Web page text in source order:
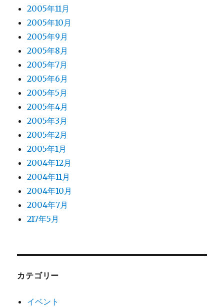
2005年11月
2005年10月
2005年9月
2005年8月
2005年7月
2005年6月
2005年5月
2005年4月
2005年3月
2005年2月
2005年1月
2004年12月
2004年11月
2004年10月
2004年7月
217年5月
カテゴリー
イベント